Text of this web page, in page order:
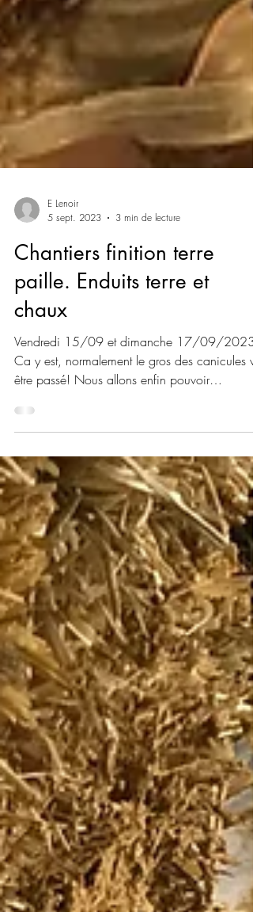
E Lenoir
5 sept. 2023
3 min de lecture
Chantiers finition terre
paille. Enduits terre et
chaux
Vendredi 15/09 et dimanche 17/09/2023
Ca y est, normalement le gros des canicules va